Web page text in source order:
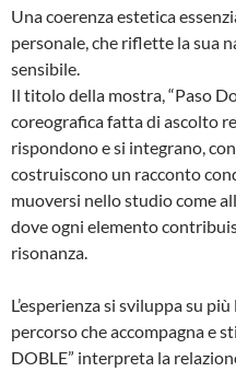
Una coerenza estetica
personale, che riflette la sua
sensibile.
Il titolo della mostra, “Paso
coreografica fatta di ascolto
rispondono e si integrano,
costruiscono un racconto
muoversi nello studio come
dove ogni elemento
risonanza.
L’esperienza si sviluppa su
percorso che accompagna e
DOBLE” interpreta la